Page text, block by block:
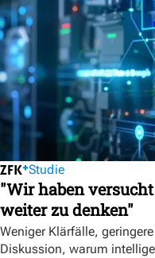
Studie
"Wir haben
weiter zu denken"
Weniger Klärfälle,
Diskussion, warum